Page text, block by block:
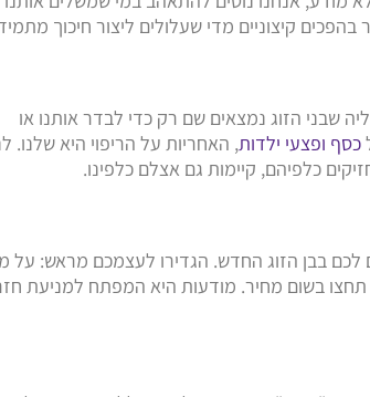
בהפכים קיצוניים מדי שעלולים ליצור חיכוך
שבני הזוג נמצאים שם רק כדי לבדר אותנו או
כסף ופצעי ילדות, האחריות על הריפוי היא שלנו.
כלפיהם, קיימות גם אצלם כלפינו.
לכם בבן הזוג החדש. הגדירו לעצמכם מראש: על
בשום מחיר. מודעות היא המפתח למניעת